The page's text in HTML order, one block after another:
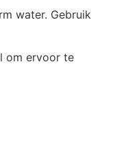
water. Gebruik
om ervoor te